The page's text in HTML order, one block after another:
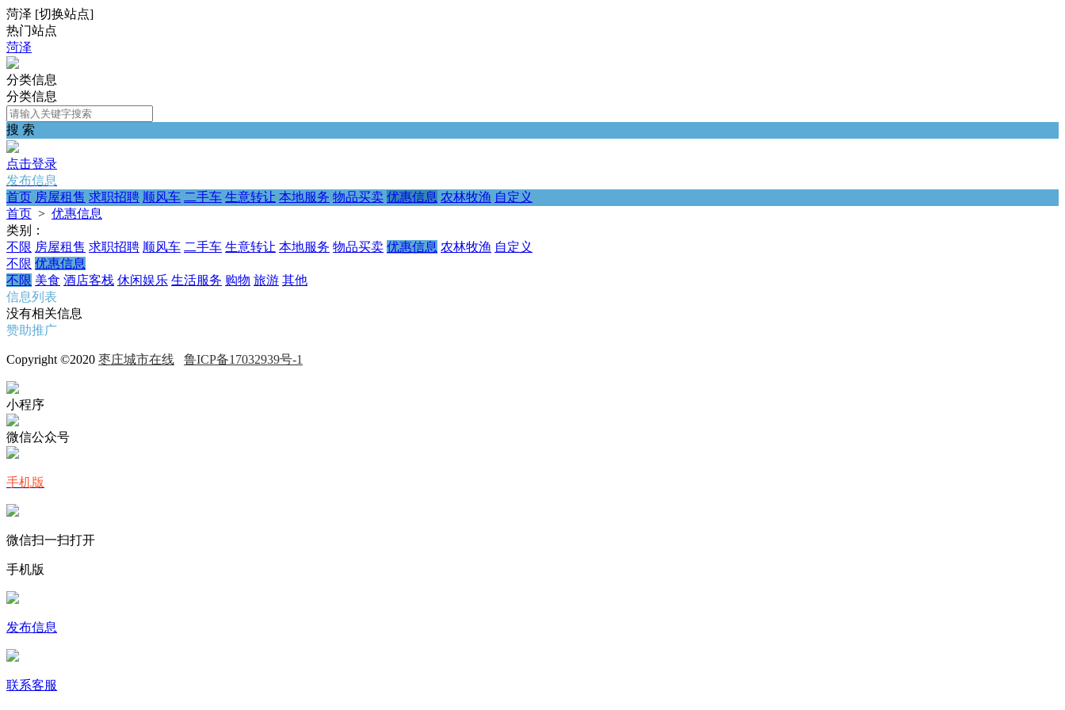
菏泽 [切换站点]
热门站点
菏泽
分类信息
分类信息
搜 索
点击登录
发布信息
首页 房屋租售 求职招聘 顺风车 二手车 生意转让 本地服务 物品买卖 优惠信息 农林牧渔 自定义
首页 > 优惠信息
类别：
不限 房屋租售 求职招聘 顺风车 二手车 生意转让 本地服务 物品买卖 优惠信息 农林牧渔 自定义
不限 优惠信息
不限 美食 酒店客栈 休闲娱乐 生活服务 购物 旅游 其他
信息列表
没有相关信息
赞助推广
Copyright ©2020 枣庄城市在线 鲁ICP备17032939号-1
小程序
微信公众号
手机版
微信扫一扫打开
手机版
发布信息
联系客服